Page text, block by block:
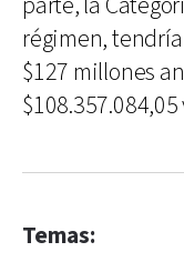
régimen,
$127 millones
Temas: